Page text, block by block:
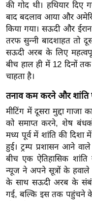
सा
हि
त्य
ज
ग
त
टो
व
र्ल्ड
न्यू
ज
ब्री
फ
म
की गोद थी। हथियार दिए
बाद बदलाव आया और
किया गया। सऊदी और
तरफ सुन्नी बादशाहत तो
सऊदी अरब के लिए
बीच हाल ही में 12 दिनों
चाहता है।
तनाव कम करने और शांति
मीटिंग में दूसरा मुद्दा गाजा
को समाप्त करने, शेष
मध्य पूर्व में शांति की दिशा
हुई। ट्रम्प प्रशासन आने
बीच एक ऐतिहासिक
न्यूज ने अपने सूत्रों के
के साथ सऊदी अरब के
गई, बल्कि इस तक पहुंचने